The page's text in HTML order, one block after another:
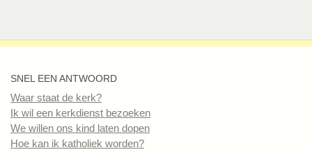
SNEL EEN ANTWOORD
Waar staat de kerk?
Ik wil een kerkdienst bezoeken
We willen ons kind laten dopen
Hoe kan ik katholiek worden?